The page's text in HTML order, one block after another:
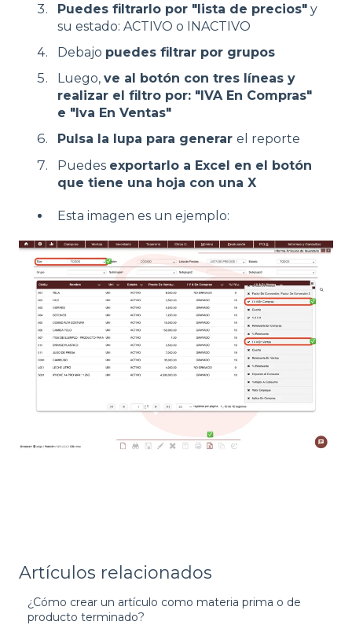
Puedes filtrarlo por "lista de precios" y
su estado: ACTIVO o INACTIVO
Debajo puedes filtrar por grupos
Luego, ve al botón con tres líneas y
realizar el filtro por: "IVA En Compras"
e "Iva En Ventas"
Pulsa la lupa para generar el reporte
Puedes exportarlo a Excel en el botón
que tiene una hoja con una X
Esta imagen es un ejemplo:
Artículos relacionados
¿Cómo crear un artículo como materia prima o de
producto terminado?